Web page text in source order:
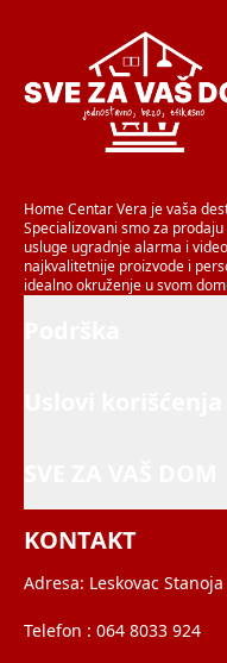
Home Centar Vera je vaša
Specializovani smo za
usluge ugradnje alarma i
najkvalitetnije proizvode i
idealno okruženje u svom
KONTAKT
Adresa: Leskovac
Telefon : 064 8033 924